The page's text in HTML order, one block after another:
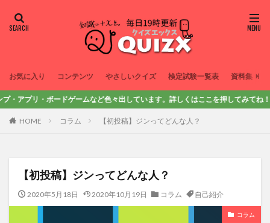
お気に入り コンテンツ やさしいクイズ 検定試験一覧表 資料集
ゲームなど色々出しています。詳しくはここを押してみてね！
HOME コラム 【初投稿】ジンってどんな人？
【初投稿】ジンってどんな人？
2020年5月18日 2020年10月19日 コラム 自己紹介
コラム